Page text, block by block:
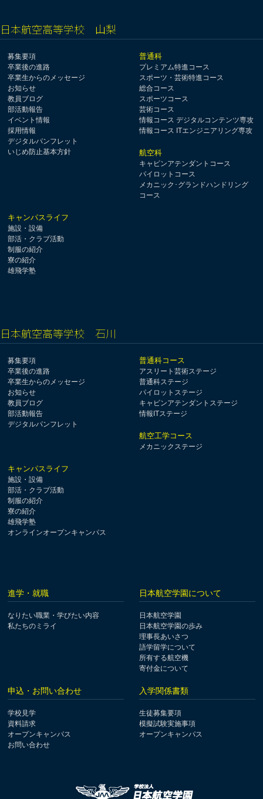
日本航空高等学校 山梨
募集要項
卒業後の進路
卒業生からのメッセージ
お知らせ
教員ブログ
部活動報告
イベント情報
採用情報
デジタルパンフレット
いじめ防止基本方針
普通科
プレミアム特進コース
スポーツ・芸術特進コース
総合コース
スポーツコース
芸術コース
情報コース デジタルコンテンツ専攻
情報コース ITエンジニアリング専攻
航空科
キャビンアテンダントコース
パイロットコース
メカニック･グランドハンドリング
コース
キャンパスライフ
施設・設備
部活・クラブ活動
制服の紹介
寮の紹介
雄飛学塾
日本航空高等学校 石川
募集要項
卒業後の進路
卒業生からのメッセージ
お知らせ
教員ブログ
部活動報告
デジタルパンフレット
普通科コース
アスリート芸術ステージ
普通科ステージ
パイロットステージ
キャビンアテンダントステージ
情報ITステージ
航空工学コース
メカニックステージ
キャンパスライフ
施設・設備
部活・クラブ活動
制服の紹介
寮の紹介
雄飛学塾
オンラインオープンキャンパス
進学・就職
なりたい職業・学びたい内容
私たちのミライ
日本航空学園について
日本航空学園
日本航空学園の歩み
理事長あいさつ
語学留学について
所有する航空機
寄付金について
申込・お問い合わせ
学校見学
資料請求
オープンキャンパス
お問い合わせ
入学関係書類
生徒募集要項
模擬試験実施事項
オープンキャンパス